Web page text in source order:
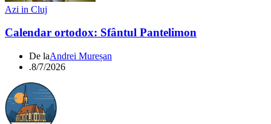
Azi in Cluj
Calendar ortodox: Sfântul Pantelimon
De laAndrei Mureșan
.8/7/2026